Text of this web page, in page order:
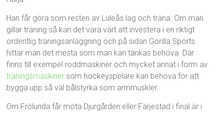
Han får göra som resten av Luleås lag och träna. Om man
gillar träning så kan det vara värt att investera i en riktigt
ordentlig träningsanläggning och på sidan Gorilla Sports
hittar man det mesta som man kan tänkas behöva. Där
finns till exempel roddmaskiner och mycket annat i form av
träningsmaskiner som hockeyspelare kan behöva för att
bygga upp så väl bålstyrka som armmuskler.
Om Frölunda får möta Djurgården eller Färjestad i final är i